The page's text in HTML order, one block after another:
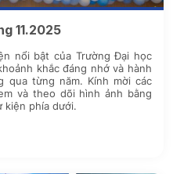
11.2025
nổi bật của Trường Đại học
khắc đáng nhớ và hành
qua từng năm. Kính mời các
và theo dõi hình ảnh bằng
kiện phía dưới.